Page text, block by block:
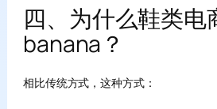
四、为什么鞋类电
banana？
相比传统方式，这种方式：